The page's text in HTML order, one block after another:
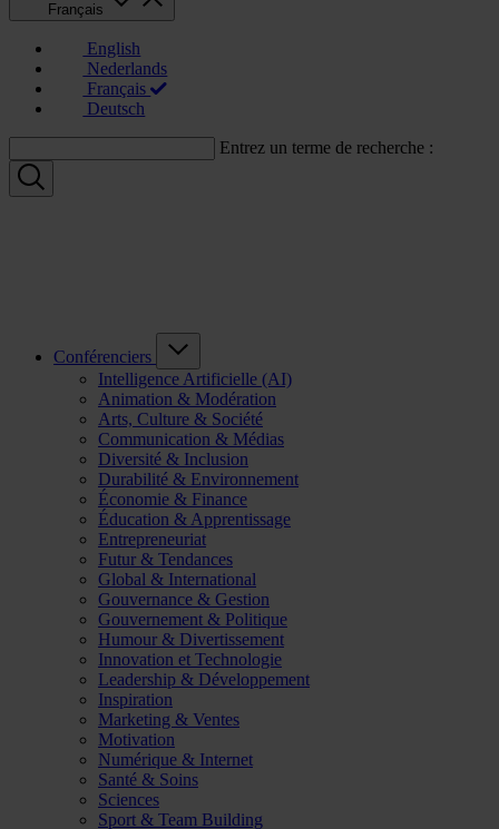
Français
English
Nederlands
Français
Deutsch
Entrez un terme de recherche :
Conférenciers
Intelligence Artificielle (AI)
Animation & Modération
Arts, Culture & Société
Communication & Médias
Diversité & Inclusion
Durabilité & Environnement
Économie & Finance
Éducation & Apprentissage
Entrepreneuriat
Futur & Tendances
Global & International
Gouvernance & Gestion
Gouvernement & Politique
Humour & Divertissement
Innovation et Technologie
Leadership & Développement
Inspiration
Marketing & Ventes
Motivation
Numérique & Internet
Santé & Soins
Sciences
Sport & Team Building